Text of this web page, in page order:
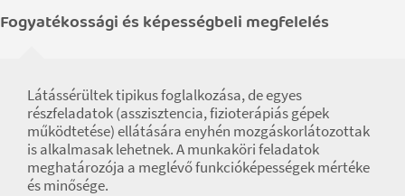
Fogyatékossági és képességbeli megfelelés
Látássérültek tipikus foglalkozása, de egyes
részfeladatok (asszisztencia, fizioterápiás gépek
működtetése) ellátására enyhén mozgáskorlátozottak
is alkalmasak lehetnek. A munkaköri feladatok
meghatározója a meglévő funkcióképességek mértéke
és minősége.